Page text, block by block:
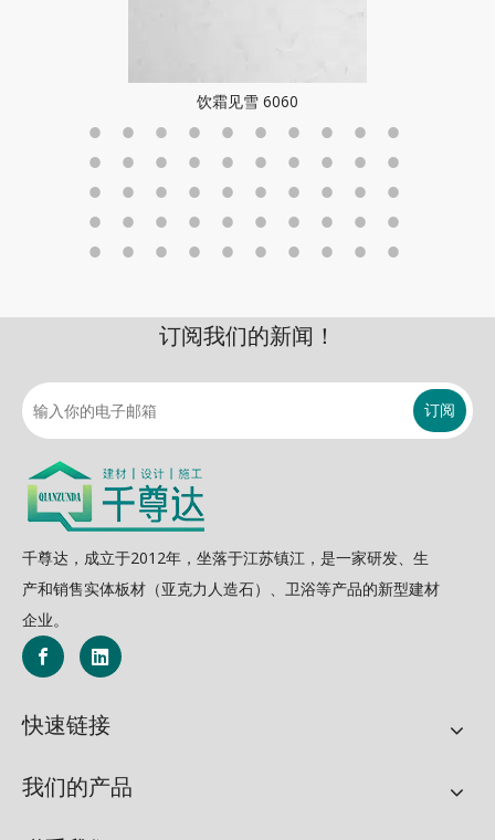
饮霜见雪 6060
订阅我们的新闻！
订阅
千尊达，成立于2012年，坐落于江苏镇江，是一家研发、生
产和销售实体板材（亚克力人造石）、卫浴等产品的新型建材
企业。
快速链接
我们的产品